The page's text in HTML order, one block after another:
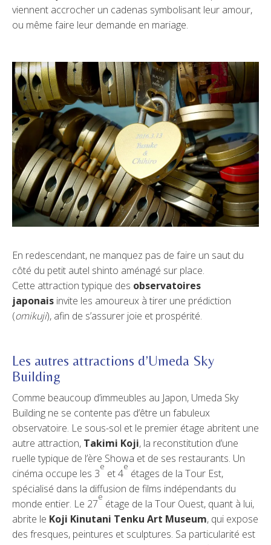
viennent accrocher un cadenas symbolisant leur amour,
ou même faire leur demande en mariage.
En redescendant, ne manquez pas de faire un saut du
côté du petit autel shinto aménagé sur place.
Cette attraction typique des observatoires
japonais invite les amoureux à tirer une prédiction
(omikuji), afin de s’assurer joie et prospérité.
Les autres attractions d’Umeda Sky
Building
Comme beaucoup d’immeubles au Japon, Umeda Sky
Building ne se contente pas d’être un fabuleux
observatoire. Le sous-sol et le premier étage abritent une
autre attraction, Takimi Koji, la reconstitution d’une
ruelle typique de l’ère Showa et de ses restaurants. Un
cinéma occupe les 3
e
et 4
e
étages de la Tour Est,
spécialisé dans la diffusion de films indépendants du
monde entier. Le 27
e
étage de la Tour Ouest, quant à lui,
abrite le Koji Kinutani Tenku Art Museum, qui expose
des fresques, peintures et sculptures. Sa particularité est